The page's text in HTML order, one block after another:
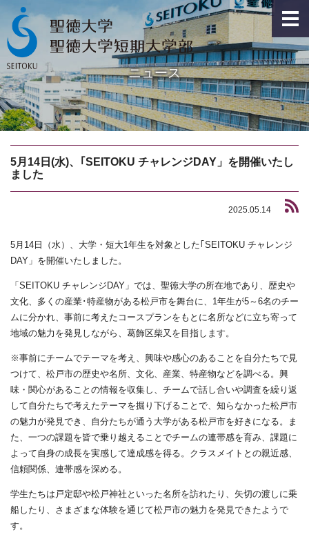
ニュース
5月14日(水)、｢SEITOKU チャレンジDAY」を開催いたし
ました
2025.05.14
5月14日（水）、大学・短大1年生を対象とした｢SEITOKU チャレンジ
DAY」を開催いたしました。
「SEITOKU チャレンジDAY」では、聖徳大学の所在地であり、歴史や
文化、多くの産業･特産物がある松戸市を舞台に、1年生が5～6名のチー
ムに分かれ、事前に考えたコースプランをもとに名所などに立ち寄って
地域の魅力を発見しながら、葛飾区柴又を目指します。
※事前にチームでテーマを考え、興味や感心のあることを自分たちで見
つけて、松戸市の歴史や名所、文化、産業、特産物などを調べる。興
味・関心があることの情報を収集し、チームで話し合いや調査を繰り返
して自分たちで考えたテーマを掘り下げることで、知らなかった松戸市
の魅力が発見でき、自分たちが通う大学がある松戸市を好きになる。ま
た、一つの課題を皆で乗り越えることでチームの連帯感を育み、課題に
よって自身の成長を実感して達成感を得る。クラスメイトとの親近感、
信頼関係、連帯感を深める。
学生たちは戸定邸や松戸神社といった名所を訪れたり、矢切の渡しに乗
船したり、さまざまな体験を通じて松戸市の魅力を発見できたようで
す。